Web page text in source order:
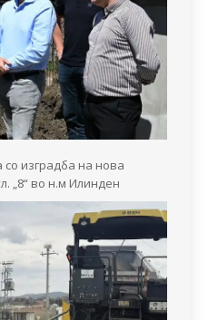
изградба на нова
„8“ во н.м Илинден